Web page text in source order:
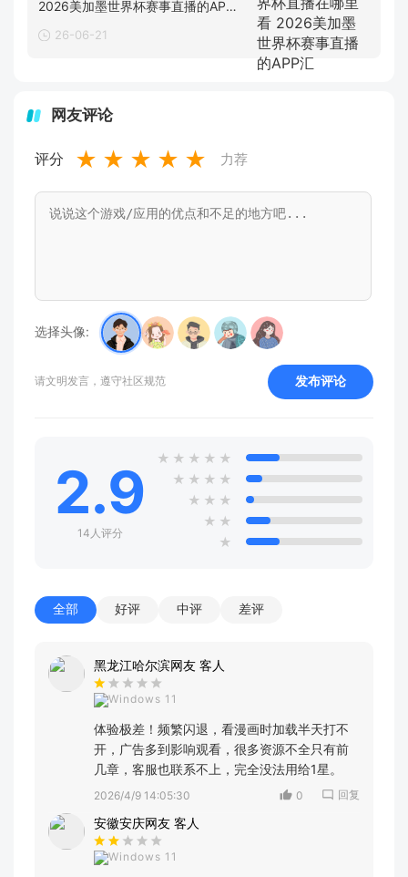
2026美加墨世界杯赛事直播的APP
汇 26-06-21
网友评论
评分 ★ ★ ★ ★ ★ 力荐
选择头像:
请文明发言，遵守社区规范 发布评论
2.9
14人评分
★ ★ ★ ★ ★
★ ★ ★ ★
★ ★ ★
★ ★
★
全部 好评 中评 差评
黑龙江哈尔滨网友 客人
Windows 11
体验极差！频繁闪退，看漫画时加载半天打不
开，广告多到影响观看，很多资源不全只有前
几章，客服也联系不上，完全没法用给1星。
2026/4/9 14:05:30 0 回复
安徽安庆网友 客人
Windows 11